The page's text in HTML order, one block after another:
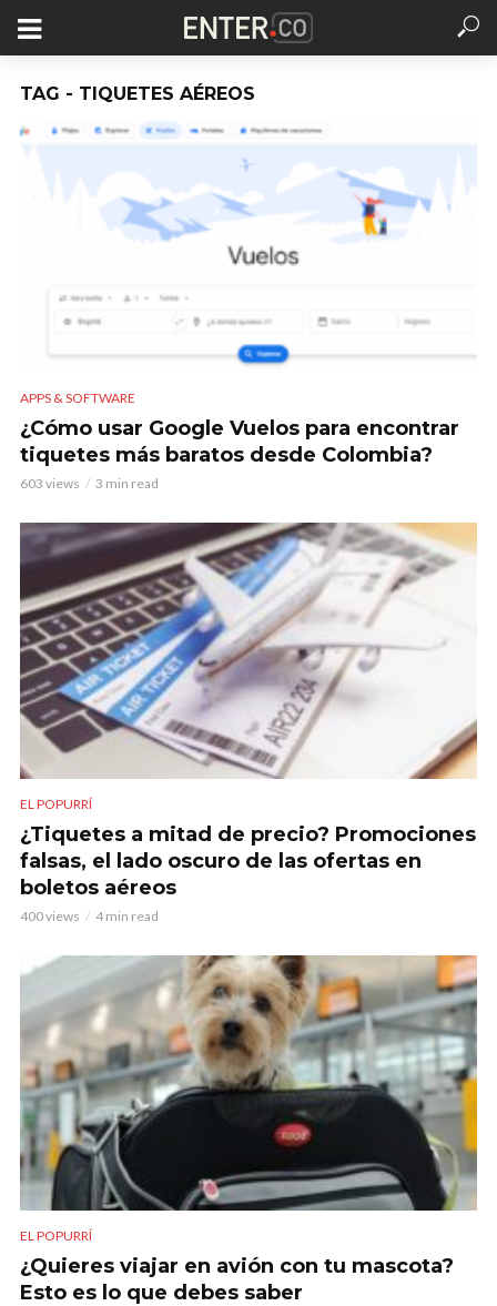
TAG - TIQUETES AÉREOS
APPS & SOFTWARE
¿Cómo usar Google Vuelos para encontrar
tiquetes más baratos desde Colombia?
603 views 3 min read
EL POPURRÍ
¿Tiquetes a mitad de precio? Promociones
falsas, el lado oscuro de las ofertas en
boletos aéreos
400 views 4 min read
EL POPURRÍ
¿Quieres viajar en avión con tu mascota?
Esto es lo que debes saber